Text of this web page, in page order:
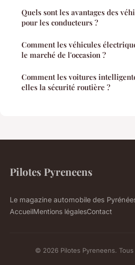
Quels sont les avantages des
pour les conducteurs ?
Comment les véhicules
le marché de l'occasion ?
Comment les voitures
elles la sécurité routière ?
Pilotes Pyreneens
Le magazine automobile des
AccueilMentions légalesContact
© 2026 Pilotes Pyreneens.